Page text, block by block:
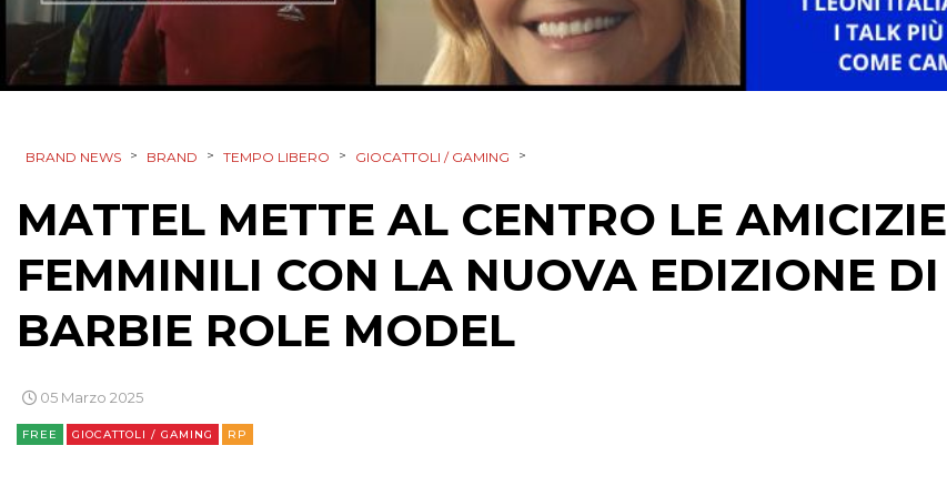
CASE HISTORY
OPINIONI
BRAND NEWS > BRAND > TEMPO LIBERO > GIOCATTOLI / GAMING >
MATTEL METTE AL CENTRO LE AMICIZIE
FEMMINILI CON LA NUOVA EDIZIONE DI
BARBIE ROLE MODEL
05 Marzo 2025
FREE GIOCATTOLI / GAMING RP